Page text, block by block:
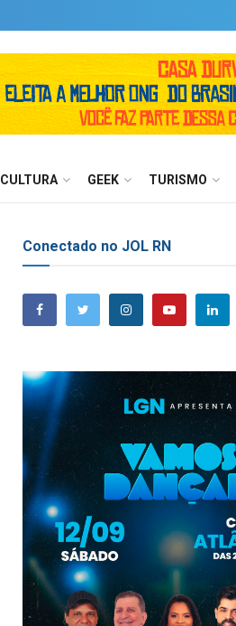
CULTURA GEEK TURISMO
Conectado no JOL RN